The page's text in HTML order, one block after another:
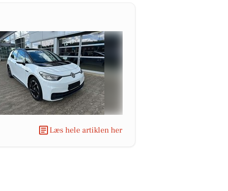
Læs hele artiklen her